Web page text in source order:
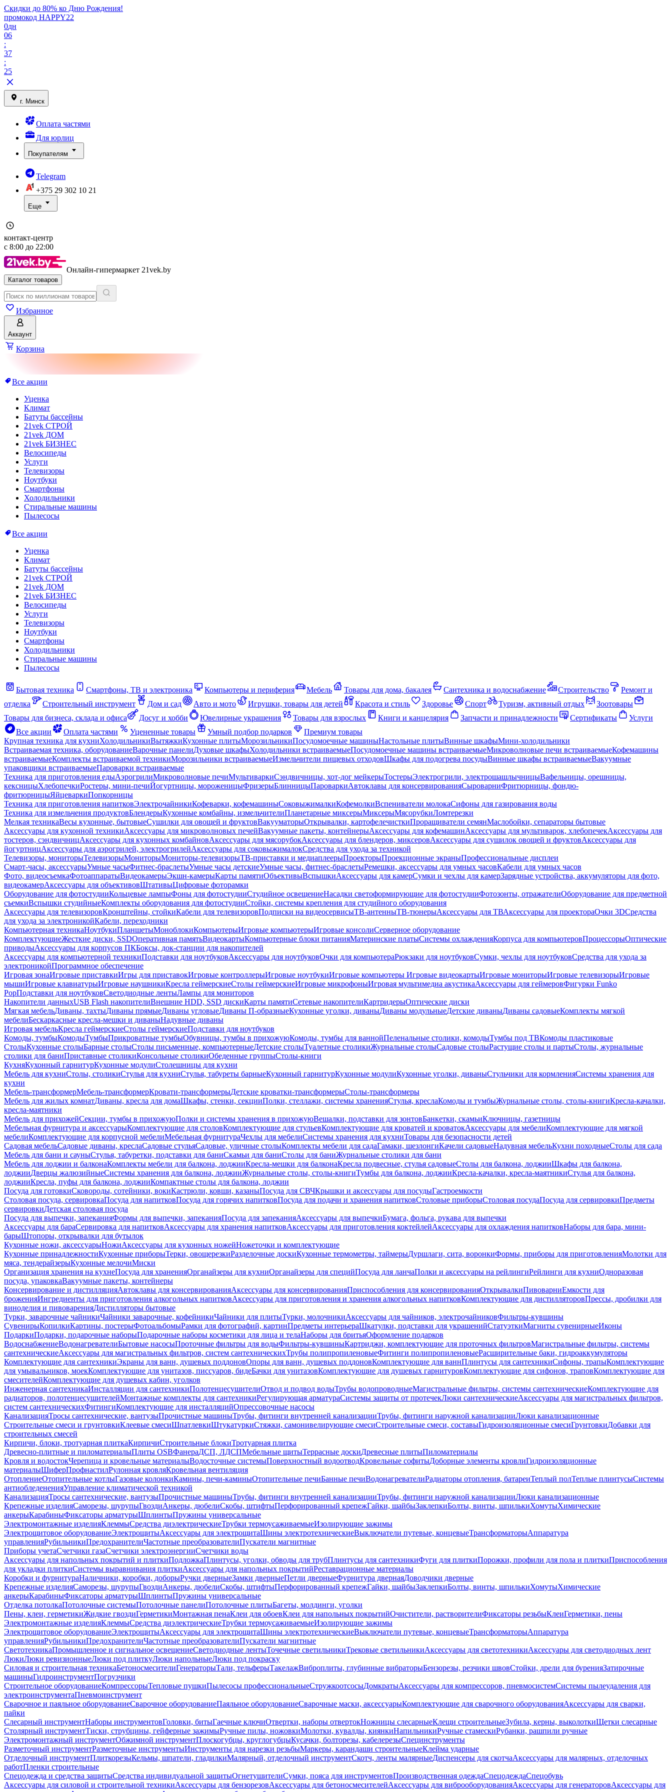
Скидки до 80% ко Дню Рождения!
промокод HAPPY22
0дн
06
:
37
:
25
г. Минск
Оплата частями
Для юрлиц
Покупателям
Telegram
+375 29 302 10 21
Еще
контакт-центр
с 8:00 до 22:00
Онлайн-гипермаркет 21vek.by
Каталог товаров
Избранное
Аккаунт
Корзина
Все акции
Уценка
Климат
Батуты бассейны
21vek СТРОЙ
21vek ДОМ
21vek БИЗНЕС
Велосипеды
Услуги
Телевизоры
Ноутбуки
Смартфоны
Холодильники
Стиральные машины
Пылесосы
Все акции
Уценка
Климат
Батуты бассейны
21vek СТРОЙ
21vek ДОМ
21vek БИЗНЕС
Велосипеды
Услуги
Телевизоры
Ноутбуки
Смартфоны
Холодильники
Стиральные машины
Пылесосы
Бытовая техника Смартфоны, ТВ и электроника Компьютеры и периферия Мебель Товары для дома, бакалея Сантехника и водоснабжение Строительство
Ремонт и
отделка
Строительный инструмент Дом и сад Авто и мото Игрушки, товары для детей Красота и стиль Здоровье Спорт Туризм, активный отдых
Зоотовары
Товары для бизнеса, склада и офиса
Досуг и хобби Ювелирные украшения Товары для взрослых Книги и канцелярия Запчасти и принадлежности Сертификаты
Услуги
Все акции
Оплата частями Уцененные товары Умный подбор подарков
Премиум товары
Крупная техника для кухниХолодильникиВытяжкиКухонные плитыМорозильникиПосудомоечные машиныНастольные плитыВинные шкафыМини-холодильники
Встраиваемая техника, оборудованиеВарочные панелиДуховые шкафыХолодильники встраиваемыеПосудомоечные машины встраиваемыеМикроволновые печи встраиваемыеКофемашины
встраиваемыеКомплекты встраиваемой техникиМорозильники встраиваемыеИзмельчители пищевых отходовШкафы для подогрева посудыВинные шкафы встраиваемыеВакуумные
упаковщики встраиваемыеПароварки встраиваемые
Техника для приготовления едыАэрогрилиМикроволновые печиМультиваркиСэндвичницы, хот-дог мейкерыТостерыЭлектрогрили, электрошашлычницыВафельницы, орешницы,
кексницыХлебопечкиРостеры, мини-печиЙогуртницы, мороженицыФризерыБлинницыПароваркиАвтоклавы для консервированияСыроварниФритюрницы, фондю-
фритюрницыЯйцеваркиПопкорницы
Техника для приготовления напитковЭлектрочайникиКофеварки, кофемашиныСоковыжималкиКофемолкиВспениватели молокаСифоны для газирования воды
Техника для измельчения продуктовБлендерыКухонные комбайны, измельчителиПланетарные миксерыМиксерыМясорубкиЛомтерезки
Мелкая техникаВесы кухонные, бытовыеСушилки для овощей и фруктовВакууматорыОткрывалки, картофелечисткиПроращиватели семянМаслобойки, сепараторы бытовые
Аксессуары для кухонной техникиАксессуары для микроволновых печейВакуумные пакеты, контейнерыАксессуары для кофемашинАксессуары для мультиварок, хлебопечекАксессуары для
тостеров, сэндвичницАксессуары для кухонных комбайновАксессуары для мясорубокАксессуары для блендеров, миксеровАксессуары для сушилок овощей и фруктовАксессуары для
йогуртницАксессуары для аэрогрилей, электрогрилейАксессуары для соковыжималокСредства для ухода за техникой
Телевизоры, мониторыТелевизорыМониторыМониторы-телевизорыТВ-приставки и медиаплеерыПроекторыПроекционные экраныПрофессиональные дисплеи
Смарт-часы, аксессуарыУмные часыФитнес-браслетыУмные часы детскиеУмные часы, фитнес-браслетыРемешки, аксессуары для умных часовКабели для умных часов
Фото, видеосъемкаФотоаппаратыВидеокамерыЭкшн-камерыКарты памятиОбъективыВспышкиАксессуары для камерСумки и чехлы для камерЗарядные устройства, аккумуляторы для фото,
видеокамерАксессуары для объективовШтативыЦифровые фоторамки
Оборудование для фотостудииКольцевые лампыФоны для фотостудииСтудийное освещениеНасадки светоформирующие для фотостудииФотозонты, отражателиОборудование для предметной
съемкиВспышки студийныеКомплекты оборудования для фотостудииСтойки, системы крепления для студийного оборудования
Аксессуары для телевизоровКронштейны, стойкиКабели для телевизоровПодписки на видеосервисыТВ-антенныТВ-тюнерыАксессуары для ТВАксессуары для проектораОчки 3DСредства
для ухода за электроникойКабели, переходники
Компьютерная техникаНоутбукиПланшетыМоноблокиКомпьютерыИгровые компьютерыИгровые консолиСерверное оборудование
КомплектующиеЖесткие диски, SSDОперативная памятьВидеокартыКомпьютерные блоки питанияМатеринские платыСистемы охлажденияКорпуса для компьютеровПроцессорыОптические
приводыАксессуары для корпусов ПКБоксы, док-станции для накопителей
Аксессуары для компьютерной техникиПодставки для ноутбуковАксессуары для ноутбуковОчки для компьютераРюкзаки для ноутбуковСумки, чехлы для ноутбуковСредства для ухода за
электроникойПрограммное обеспечение
Игровая зонаИгровые приставкиИгры для приставокИгровые контроллерыИгровые ноутбукиИгровые компьютеры Игровые видеокартыИгровые мониторыИгровые телевизорыИгровые
мышиИгровые клавиатурыИгровые наушникиКресла геймерскиеСтолы геймерскиеИгровые микрофоныИгровая мультимедиа акустикаАксессуары для геймеровФигурки Funko
PopПодставки для ноутбуковСветодиодные лентыЛампы для мониторов
Накопители данныхUSB Flash накопителиВнешние HDD, SSD дискиКарты памятиСетевые накопителиКартридерыОптические диски
Мягкая мебельДиваны, тахтыДиваны прямыеДиваны угловыеДиваны П-образныеКухонные уголки, диваныДиваны модульныеДетские диваныДиваны садовыеКомплекты мягкой
мебелиБескаркасные кресла-мешки и диваныНадувные диваны
Игровая мебельКресла геймерскиеСтолы геймерскиеПодставки для ноутбуков
Комоды, тумбыКомодыТумбыПрикроватные тумбыОбувницы, тумбы в прихожуюКомоды, тумбы для ваннойПеленальные столики, комодыТумбы под ТВКомоды пластиковые
СтолыКухонные столыБарные столыСтолы письменные, компьютерныеДетские столыТуалетные столикиЖурнальные столыСадовые столыРастущие столы и партыСтолы, журнальные
столики для баниПриставные столикиКонсольные столикиОбеденные группыСтолы-книги
КухняКухонный гарнитурКухонные модулиСтолешницы для кухни
Мебель для кухниСтолы, столикиСтулья для кухниСтулья, табуреты барныеКухонный гарнитурКухонные модулиКухонные уголки, диваныСтульчики для кормленияСистемы хранения для
кухни
Мебель-трансформерМебель-трансформерКровати-трансформерыДетские кроватки-трансформерыСтолы-трансформеры
Мебель для жилых комнатДиваны, кресла для домаШкафы, стенки, секцииПолки, стеллажи, системы храненияСтулья, креслаКомоды и тумбыЖурнальные столы, столы-книгиКресла-качалки,
кресла-маятники
Мебель для прихожейСекции, тумбы в прихожуюПолки и системы хранения в прихожуюВешалки, подставки для зонтовБанкетки, скамьиКлючницы, газетницы
Мебельная фурнитура и аксессуарыКомплектующие для столовКомплектующие для стульевКомплектующие для кроватей и кроватокАксессуары для мебелиКомплектующие для мягкой
мебелиКомплектующие для корпусной мебелиМебельная фурнитураЧехлы для мебелиСистемы хранения для кухниТовары для безопасности детей
Садовая мебельСадовые диваны, креслаСадовые стульяСадовые, уличные столыКомплекты мебели для садаГамаки, шезлонгиКачели садовыеНадувная мебельКухни походныеСтолы для сада
Мебель для бани и сауныСтулья, табуретки, подставки для баниСкамьи для баниСтолы для баниЖурнальные столики для бани
Мебель для лоджии и балконаКомплекты мебели для балкона, лоджииКресла-мешки для балконаКресла подвесные, стулья садовыеСтолы для балкона, лоджииШкафы для балкона,
лоджииДверцы жалюзийныеСистемы хранения для балкона, лоджииЖурнальные столы, столы-книгиТумбы для балкона, лоджииКресла-качалки, кресла-маятникиСтулья для балкона,
лоджииКресла, пуфы для балкона, лоджииКомпактные столы для балкона, лоджии
Посуда для готовкиСковороды, сотейники, вокиКастрюли, ковши, казаныПосуда для СВЧКрышки и аксессуары для посудыГастроемкости
Столовая посуда, сервировкаПосуда для напитковПосуда для горячих напитковПосуда для подачи и хранения напитковСтоловые приборыСтоловая посудаПосуда для сервировкиПредметы
сервировкиДетская столовая посуда
Посуда для выпечки, запеканияФормы для выпечки, запеканияПосуда для запеканияАксессуары для выпечкиБумага, фольга, рукава для выпечки
Аксессуары для бараСервировка для напитковАксессуары для хранения напитковАксессуары для приготовления коктейлейАксессуары для охлаждения напитковНаборы для бара, мини-
барыШтопоры, открывалки для бутылок
Кухонные ножи, аксессуарыНожиАксессуары для кухонных ножейНожеточки и комплектующие
Кухонные принадлежностиКухонные приборыТерки, овощерезкиРазделочные доскиКухонные термометры, таймерыДуршлаги, сита, воронкиФормы, приборы для приготовленияМолотки для
мяса, тендерайзерыКухонные мелочиМиски
Организация хранения на кухнеПосуда для храненияОрганайзеры для кухниОрганайзеры для специйПосуда для ланчаПолки и аксессуары на рейлингиРейлинги для кухниОдноразовая
посуда, упаковкаВакуумные пакеты, контейнеры
Консервирование и дистилляцияАвтоклавы для консервированияАксессуары для консервированияПриспособления для консервированияОткрывалкиПивоварниЕмкости для
броженияИнгредиенты для приготовления алкогольных напитковАксессуары для приготовления и хранения алкогольных напитковКомплектующие для дистилляторовПрессы, дробилки для
виноделия и пивоваренияДистилляторы бытовые
Турки, заварочные чайникиЧайники заварочные, кофейникиЧайники для плитыТурки, молочникиАксессуары для чайников, электрочайниковФильтры-кувшины
СувенирыКопилкиКартины, постерыФотоальбомыРамки для фотографий, картинПредметы интерьераШкатулки, подставки для украшенийСтатуэткиМагниты сувенирныеИконы
ПодаркиПодарки, подарочные наборыПодарочные наборы косметики для лица и телаНаборы для бритьяОформление подарков
ВодоснабжениеВодонагревателиБытовые насосыПроточные фильтры для водыФильтры-кувшиныКартриджи, комплектующие для проточных фильтровМагистральные фильтры, системы
сантехническиеАксессуары для магистральных фильтров, систем сантехническихТрубы полипропиленовыеФитинги полипропиленовыеРасширительные баки, гидроаккумуляторы
Комплектующие для сантехникиЭкраны для ванн, душевых поддоновОпоры для ванн, душевых поддоновКомплектующие для ваннПлинтусы для сантехникиСифоны, трапыКомплектующие
для умывальников, моекКомплектующие для унитазов, писсуаров, бидеБачки для унитазовКомплектующие для душевых гарнитуровКомплектующие для сифонов, траповКомплектующие для
смесителейКомплектующие для душевых кабин, уголков
Инженерная сантехникаИнсталляции для сантехникиПолотенцесушителиОтвод и подвод водыТрубы водопроводныеМагистральные фильтры, системы сантехническиеКомплектующие для
радиаторов, полотенцесушителейМонтажные комплекты для сантехникиРегулирующая арматураСистемы защиты от протечекЛюки сантехническиеАксессуары для магистральных фильтров,
систем сантехническихФитингиКомплектующие для инсталляцийОпрессовочные насосы
КанализацияТросы сантехнические, вантузыПрочистные машиныТрубы, фитинги внутренней канализацииТрубы, фитинги наружной канализацииЛюки канализационные
Строительные смеси и грунтовкиКлеевые смесиШпатлевкиШтукатуркиСтяжки, самонивелирующие смесиСтроительные смеси, составыГидроизоляционные смесиГрунтовкиДобавки для
строительных смесей
Кирпичи, блоки, тротуарная плиткаКирпичиСтроительные блокиТротуарная плитка
Древесно-плитные и пиломатериалыПлиты OSBФанераДСП, ЛДСПМебельные щитыТеррасные доскиДревесные плитыПиломатериалы
Кровля и водостокЧерепица и кровельные материалыВодосточные системыПоверхностный водоотводКровельные софитыДоборные элементы кровлиГидроизоляционные
материалыШиферПрофнастилРулонная кровляКровельная вентиляция
ОтоплениеОтопительные котлыГазовые колонкиКамины, печи-каминыОтопительные печиБанные печиВодонагревателиРадиаторы отопления, батареиТеплый полТеплые плинтусыСистемы
антиобледененияУправление климатической техникой
КанализацияТросы сантехнические, вантузыПрочистные машиныТрубы, фитинги внутренней канализацииТрубы, фитинги наружной канализацииЛюки канализационные
Крепежные изделияСаморезы, шурупыГвоздиАнкеры, дюбелиСкобы, штифтыПерфорированный крепежГайки, шайбыЗаклепкиБолты, винты, шпилькиХомутыХимические
анкерыКарабиныФиксаторы арматурыШплинтыПружины универсальные
Электромонтажные изделияКлеммыСредства диэлектрическиеТрубки термоусаживаемыеИзолирующие зажимы
Электрощитовое оборудованиеЭлектрощитыАксессуары для электрощитаШины электротехническиеВыключатели путевые, концевыеТрансформаторыАппаратура
управленияРубильникиПредохранителиЧастотные преобразователиПускатели магнитные
Приборы учетаСчетчики газаСчетчики электроэнергииСчетчики воды
Аксессуары для напольных покрытий и плиткиПодложкаПлинтусы, уголки, обводы для трубПлинтусы для сантехникиФуги для плиткиПорожки, профили для пола и плиткиПриспособления
для укладки плиткиСистемы выравнивания плиткиАксессуары для напольных покрытийРеставрационные материалы
Коробки и фурнитураНаличники, коробки, доборыРучки дверныеЗамки дверныеПетли дверныеФурнитура двернаяДоводчики дверные
Крепежные изделияСаморезы, шурупыГвоздиАнкеры, дюбелиСкобы, штифтыПерфорированный крепежГайки, шайбыЗаклепкиБолты, винты, шпилькиХомутыХимические
анкерыКарабиныФиксаторы арматурыШплинтыПружины универсальные
Отделка потолкаПотолочные системыПотолочные панелиПотолочные плитыБагеты, молдинги, уголки
Пены, клеи, герметикиЖидкие гвоздиГерметикиМонтажная пенаКлеи для обоевКлеи для напольных покрытийОчистители, растворителиФиксаторы резьбыКлеиГерметики, пены
Электромонтажные изделияКлеммыСредства диэлектрическиеТрубки термоусаживаемыеИзолирующие зажимы
Электрощитовое оборудованиеЭлектрощитыАксессуары для электрощитаШины электротехническиеВыключатели путевые, концевыеТрансформаторыАппаратура
управленияРубильникиПредохранителиЧастотные преобразователиПускатели магнитные
СветотехникаПромышленное и сигнальное освещениеСветодиодные лентыТочечные светильникиТрековые светильникиАксессуары для светотехникиАксессуары для светодиодных лент
ЛюкиЛюки ревизионныеЛюки под плиткуЛюки напольныеЛюки под покраску
Силовая и строительная техникаБетоносмесителиГенераторыТали, тельферыТакелажВиброплиты, глубинные вибраторыБензорезы, резчики швовСтойки, дрели для буренияЗатирочные
машиныГидроинструментПогрузчики
Строительное оборудованиеКомпрессорыТепловые пушкиПылесосы профессиональныеСтружкоотсосыДомкратыАксессуары для компрессоров, пневмосистемСистемы пылеудаления для
электроинструментаПневмоинструмент
Сварочное и паяльное оборудованиеСварочное оборудованиеПаяльное оборудованиеСварочные маски, аксессуарыКомплектующие для сварочного оборудованияАксессуары для сварки,
пайки
Слесарный инструментНаборы инструментовГоловки, битыГаечные ключиОтвертки, наборы отвертокНожницы слесарныеКлещи строительныеЗубила, керны, выколоткиЩетки слесарные
Столярный инструментТиски, струбцины, гейферные зажимыРучные пилы, ножовкиМолотки, кувалды, киянкиНапильникиРучные стамескиРубанки, рашпили ручные
Электромонтажный инструментОбжимной инструментПлоскогубцы, круглогубцыКусачки, болторезы, кабелерезыСпецинструменты
Разметочный инструментРазметочные инструментыИнструменты для нарезки резьбыМаркеры, карандаши строительныеКлейма ударные
Отделочный инструментПлиткорезыКельмы, шпатели, гладилкиМалярный, отделочный инструментСкотч, ленты малярныеДиспенсеры для скотчаАксессуары для малярных, отделочных
работПленки строительные
Спецодежда и средства защитыСредства индивидуальной защитыОгнетушителиСумки, пояса для инструментовПроизводственная одеждаСпецодеждаСпецобувь
Аксессуары для силовой и строительной техникиАксессуары для бензорезовАксессуары для бетоносмесителейАксессуары для виброоборудованияАксессуары для генераторовАксессуары для